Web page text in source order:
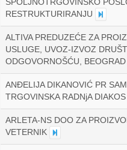
RESTRUKTURIRANJU
ALTIVA PREDUZEĆE ZA
USLUGE, UVOZ-IZVOZ
ODGOVORNOŠĆU,
ANĐELIJA DIKANOVIĆ PR
TRGOVINSKA RADNjA
ARLETA-NS DOO ZA
VETERNIK